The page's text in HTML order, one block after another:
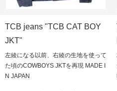
TCB jeans "TCB CAT BOY
JKT"
左綾になる以前、右綾の生地を使って
た頃のCOWBOYS JKTを再現 MADE I
N JAPAN